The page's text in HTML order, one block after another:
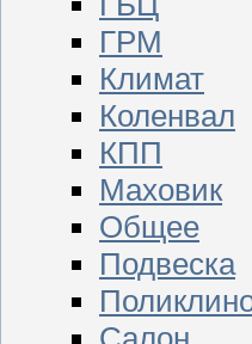
ГРМ
Климат
Коленвал
КПП
Маховик
Общее
Подвеска